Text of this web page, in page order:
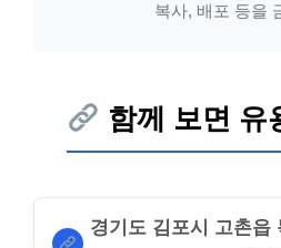
복사, 배포 등을
함께 보면 유
경기도 김포시 고촌읍